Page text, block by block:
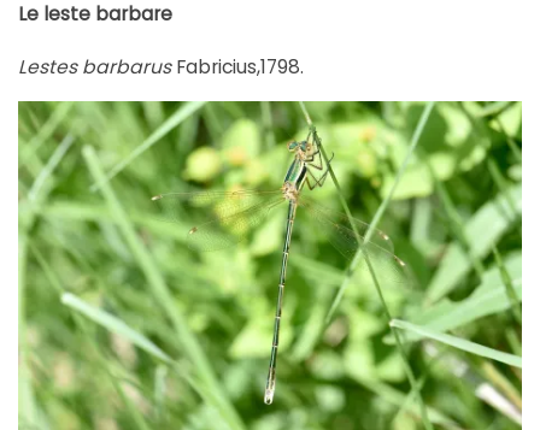
Le leste barbare
Lestes barbarusFabricius,1798.